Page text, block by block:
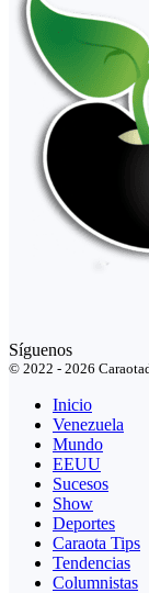
Síguenos
© 2022 - 2026
Inicio
Venezuela
Mundo
EEUU
Sucesos
Show
Deportes
Caraota Tips
Tendencias
Columnistas